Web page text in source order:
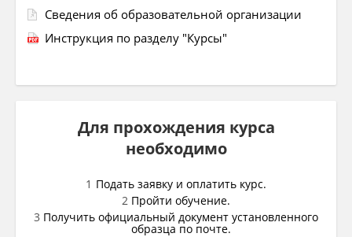
Сведения об образовательной организации
Инструкция по разделу "Курсы"
Для прохождения курса
необходимо
Подать заявку и оплатить курс.
Пройти обучение.
Получить официальный документ установленного
образца по почте.